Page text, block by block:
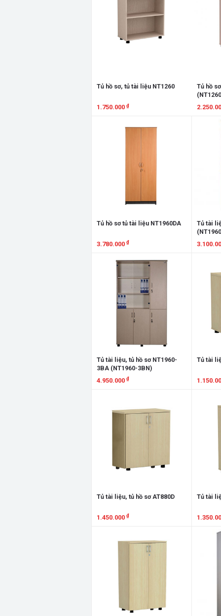
Tủ hồ sơ, tủ tài liệu NT1260
1.750.000 ₫
Tủ hồ
Tủ hồ sơ tủ tài liệu NT1960DA
3.780.000 ₫
Xem chi tiết
Tủ tài
Tủ tài liệu, tủ hồ sơ NT1960-
3BA (NT1960-3BN)
4.950.000 ₫
Tủ tài
Tủ tài liệu, tủ hồ sơ AT880D
1.450.000 ₫
Tủ tài
Xem